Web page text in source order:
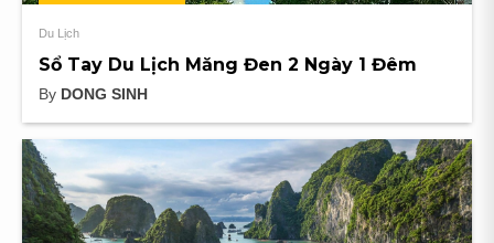
Du Lịch
Sổ Tay Du Lịch Măng Đen 2 Ngày 1 Đêm
By DONG SINH